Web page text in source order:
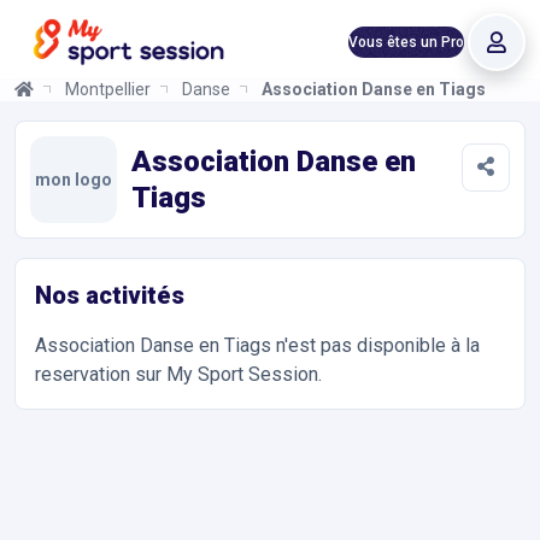
Vous êtes un Pro
Montpellier Danse Association Danse en Tiags
mon logo
Association Danse en
Tiags
Nos activités
Association Danse en Tiags n'est pas disponible à la
reservation sur My Sport Session.